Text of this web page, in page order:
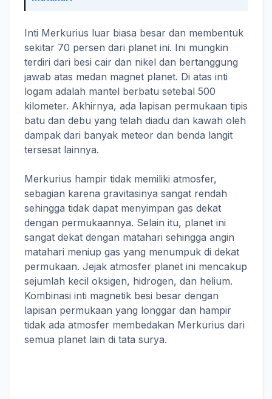
Inti Merkurius luar biasa besar dan membentuk
sekitar 70 persen dari planet ini. Ini mungkin
terdiri dari besi cair dan nikel dan bertanggung
jawab atas medan magnet planet. Di atas inti
logam adalah mantel berbatu setebal 500
kilometer. Akhirnya, ada lapisan permukaan tipis
batu dan debu yang telah diadu dan kawah oleh
dampak dari banyak meteor dan benda langit
tersesat lainnya.
Merkurius hampir tidak memiliki atmosfer,
sebagian karena gravitasinya sangat rendah
sehingga tidak dapat menyimpan gas dekat
dengan permukaannya. Selain itu, planet ini
sangat dekat dengan matahari sehingga angin
matahari meniup gas yang menumpuk di dekat
permukaan. Jejak atmosfer planet ini mencakup
sejumlah kecil oksigen, hidrogen, dan helium.
Kombinasi inti magnetik besi besar dengan
lapisan permukaan yang longgar dan hampir
tidak ada atmosfer membedakan Merkurius dari
semua planet lain di tata surya.